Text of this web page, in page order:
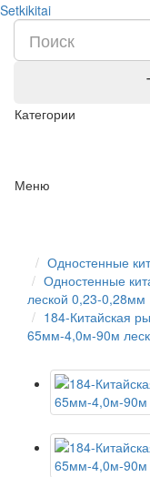
Setkikitai
Категории
Меню
Одностенные
Одностенные
леской 0,23-0,28мм
184-Китайская
65мм-4,0м-90м